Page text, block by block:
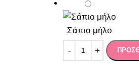
Σάπιο μήλο